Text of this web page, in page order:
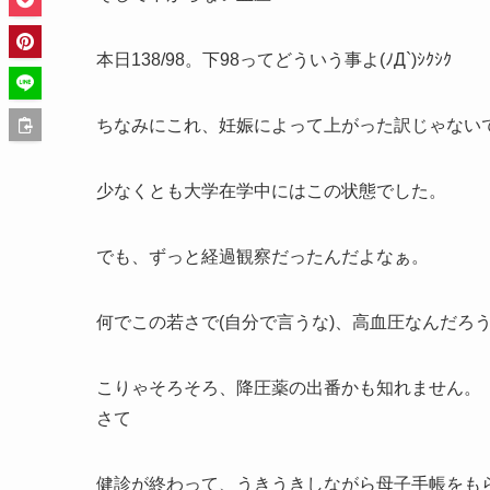
本日138/98。下98ってどういう事よ(ﾉД`)ｼｸｼｸ
ちなみにこれ、妊娠によって上がった訳じゃない
少なくとも大学在学中にはこの状態でした。
でも、ずっと経過観察だったんだよなぁ。
何でこの若さで(自分で言うな)、高血圧なんだろ
こりゃそろそろ、降圧薬の出番かも知れません。
さて
健診が終わって、うきうきしながら母子手帳をも